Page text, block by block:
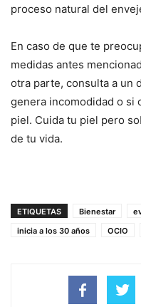
proceso natural del
En caso de que te
medidas antes
otra parte, consulta a un
genera incomodidad o si
piel. Cuida tu piel pero
de tu vida.
ETIQUETAS Bienestar
inicia a los 30 años
OCIO